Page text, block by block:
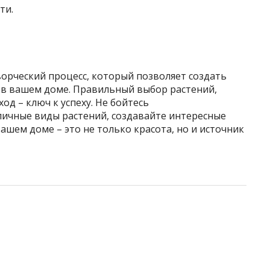
процесс, который позволяет создать
вашем доме. Правильный выбор растений,
– ключ к успеху. Не бойтесь
виды растений, создавайте интересные
доме – это не только красота, но и источник